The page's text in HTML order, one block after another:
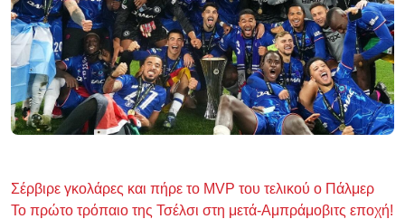
Σέρβιρε γκολάρες και πήρε το MVP του τελικού ο Πάλμερ
Το πρώτο τρόπαιο της Τσέλσι στη μετά-Αμπράμοβιτς εποχή!